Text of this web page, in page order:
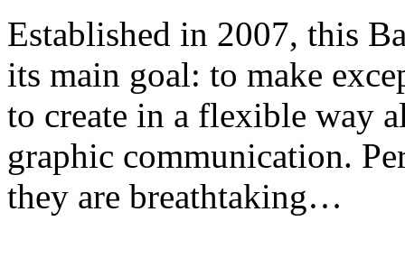
Established in 2007, this
its main goal: to make
to create in a flexible way
graphic communication.
they are breathtaking…